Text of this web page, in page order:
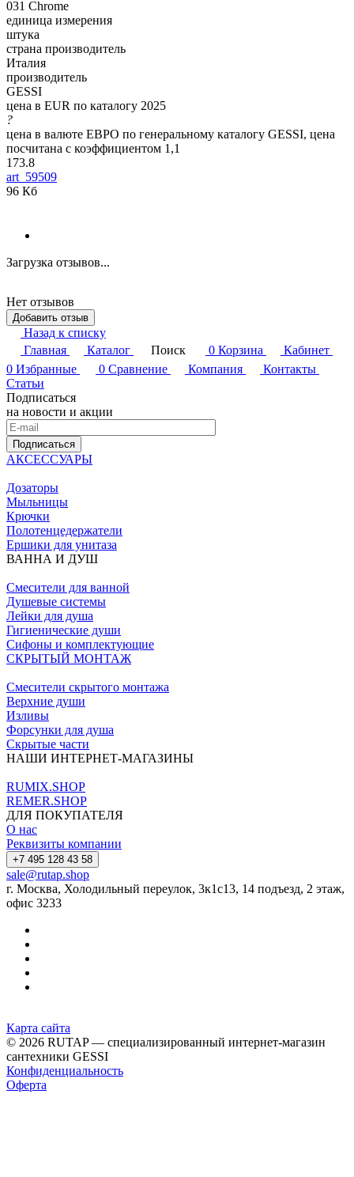
031 Chrome
единица измерения
штука
страна производитель
Италия
производитель
GESSI
цена в EUR по каталогу 2025
?
цена в валюте ЕВРО по генеральному каталогу GESSI, цена
посчитана с коэффициентом 1,1
173.8
art_59509
96 Кб
Загрузка отзывов...
Нет отзывов
Добавить отзыв
Назад к списку
Главная
Каталог Поиск 0 Корзина
Кабинет
0 Избранные 0 Сравнение Компания
Контакты
Статьи
Подписаться
на новости и акции
Подписаться
АКСЕССУАРЫ
Дозаторы
Мыльницы
Крючки
Полотенцедержатели
Ершики для унитаза
ВАННА И ДУШ
Смесители для ванной
Душевые системы
Лейки для душа
Гигиенические души
Сифоны и комплектующие
СКРЫТЫЙ МОНТАЖ
Смесители скрытого монтажа
Верхние души
Изливы
Форсунки для душа
Скрытые части
НАШИ ИНТЕРНЕТ-МАГАЗИНЫ
RUMIX.SHOP
REMER.SHOP
ДЛЯ ПОКУПАТЕЛЯ
О нас
Реквизиты компании
+7 495 128 43 58
sale@rutap.shop
г. Москва, Холодильный переулок, 3к1с13, 14 подъезд, 2 этаж,
офис 3233
Карта сайта
© 2026 RUTAP — специализированный интернет-магазин
сантехники GESSI
Конфиденциальность
Оферта